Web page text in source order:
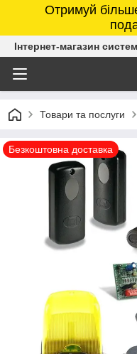
Отримуй
Інтернет-магазин
Товари та послуги
Безкоштовна доставка